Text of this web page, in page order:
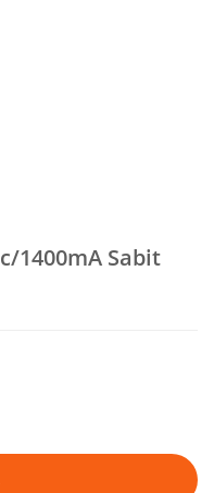
1400mA Sabit